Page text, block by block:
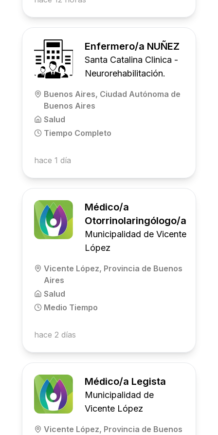
Enfermero/a NUÑEZ
Santa Catalina Clinica -
Neurorehabilitación.
Buenos Aires, Ciudad Autónoma de
Buenos Aires
Salud
Tiempo Completo
hace 1 día
Médico/a
Otorrinolaringólogo/a
Municipalidad de Vicente
López
Vicente López, Provincia de Buenos
Aires
Salud
Medio Tiempo
hace 2 días
Médico/a Legista
Municipalidad de
Vicente López
Vicente López, Provincia de Buenos